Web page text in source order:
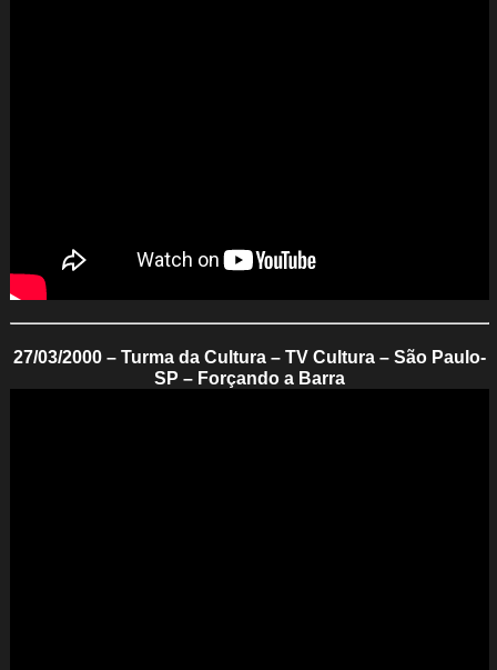
27/03/2000 – Turma da Cultura – TV Cultura – São Paulo-
SP – Forçando a Barra